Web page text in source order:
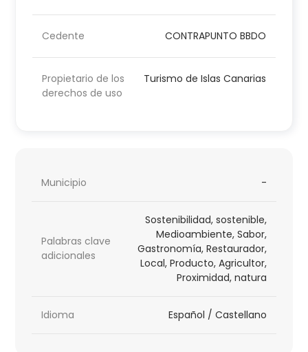
Cedente CONTRAPUNTO BBDO
Propietario de los
derechos de uso
Turismo de Islas Canarias
Municipio -
Palabras clave
adicionales
Sostenibilidad, sostenible,
Medioambiente, Sabor,
Gastronomía, Restaurador,
Local, Producto, Agricultor,
Proximidad, natura
Idioma Español / Castellano